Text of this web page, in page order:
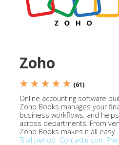
Zoho
★ ★ ★ ★ ★ (61)
Online accounting software
Zoho Books manages your
business workflows, and
across departments. From
Zoho Books makes it all easy.
Trial period Contacte con